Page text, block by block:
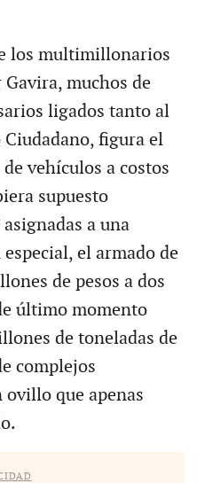
los multimillonarios
muchos de
ligados tanto al
figura el
vehículos a costos
supuesto
a una
el armado de
de pesos a dos
último momento
de toneladas de
complejos
que apenas